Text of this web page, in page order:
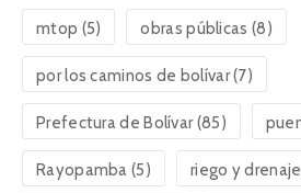
mtop (5) obras públicas (8)
por los caminos de bolívar(7)
Prefectura de Bolívar(85)
Rayopamba (5) riego y drenaje